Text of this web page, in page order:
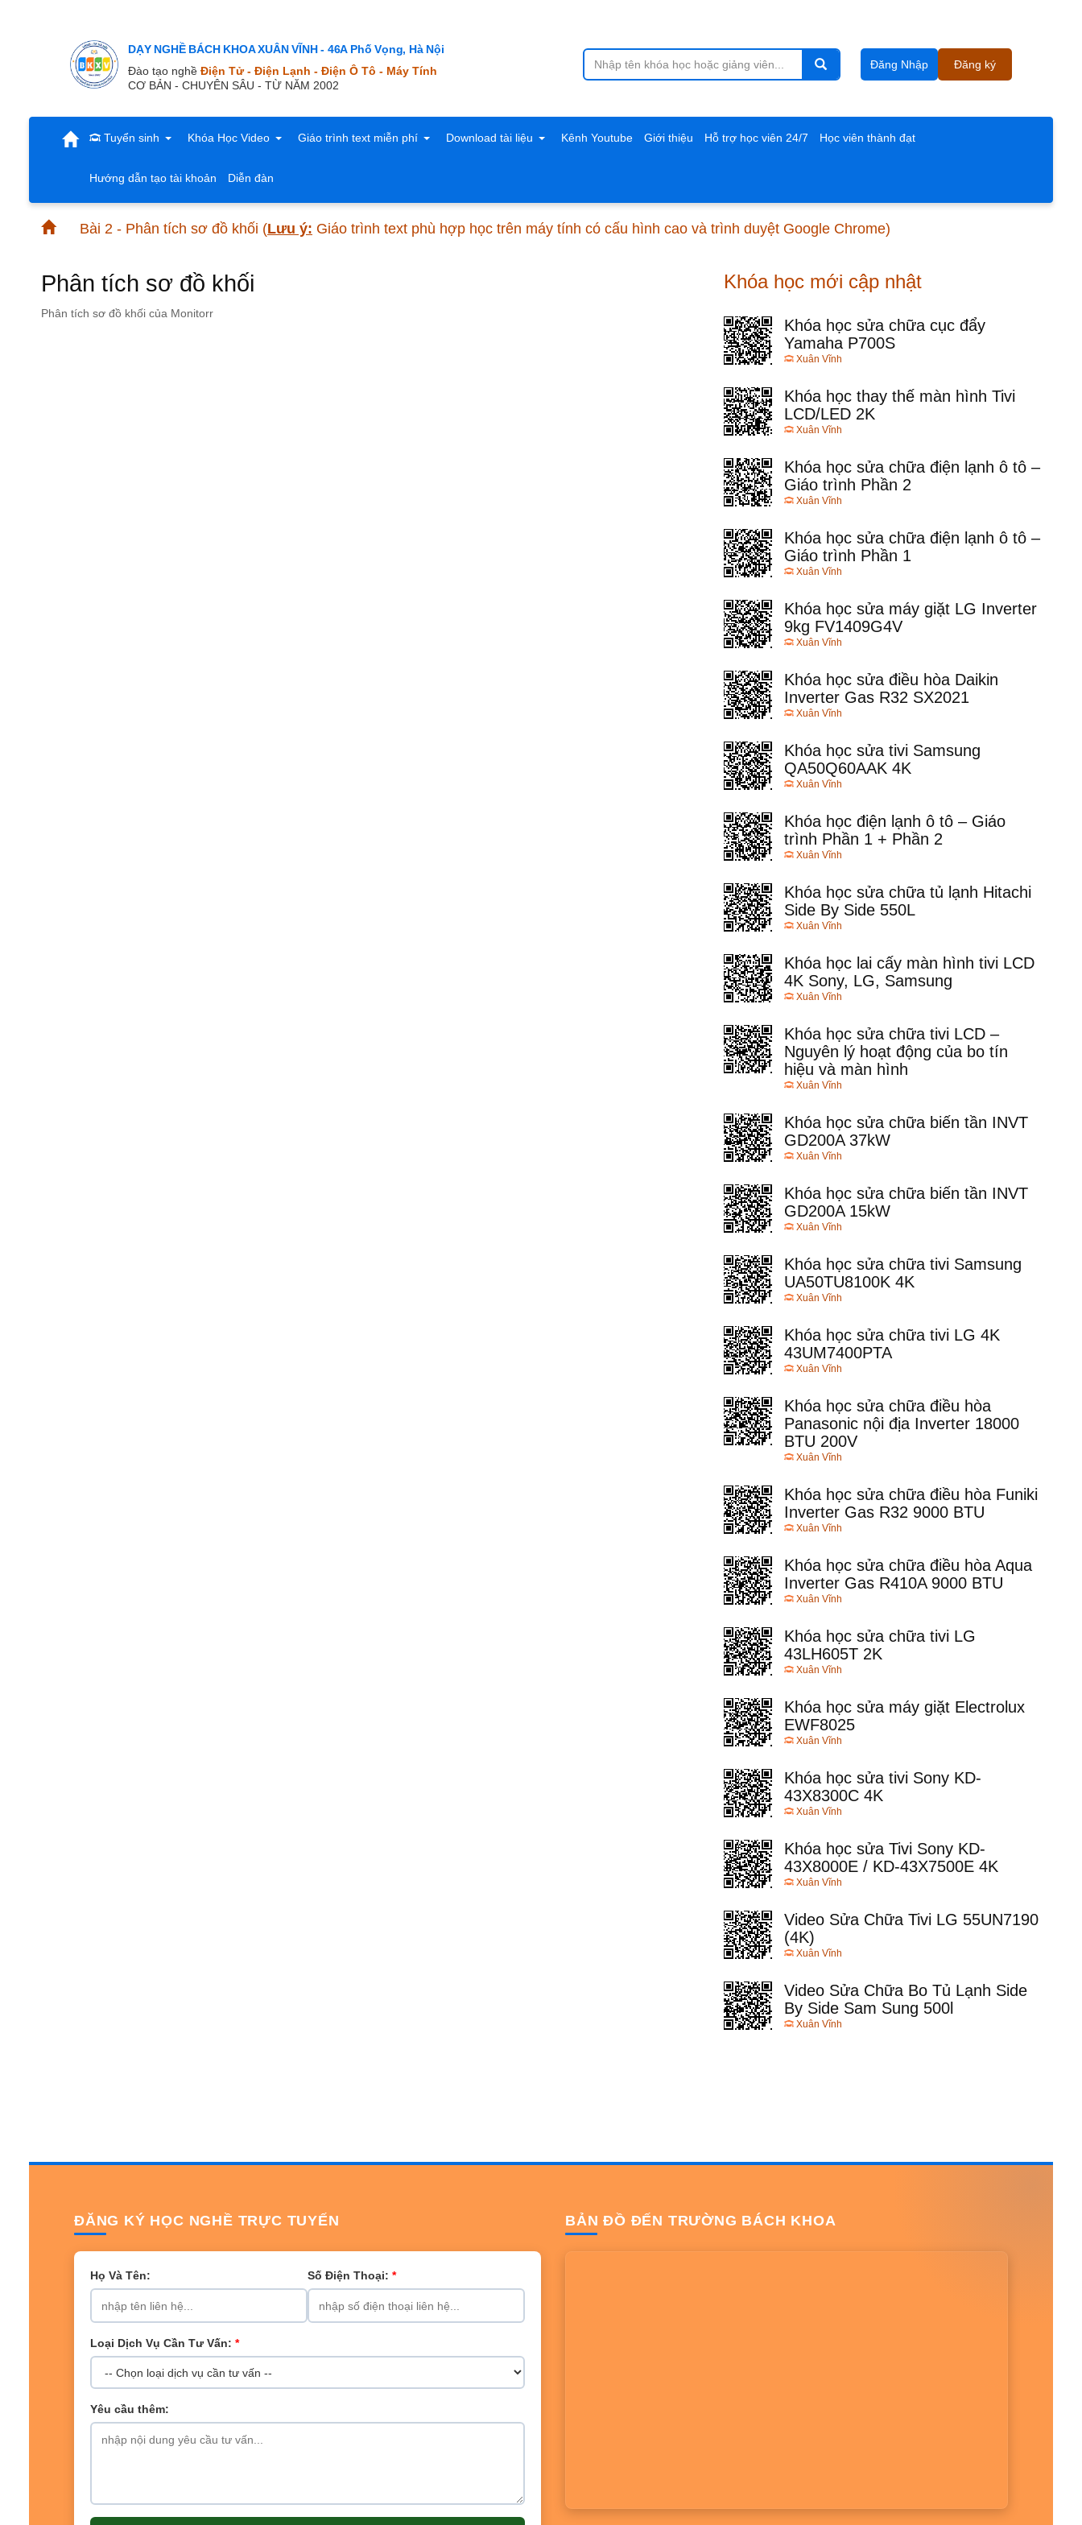
DẠY NGHỀ BÁCH KHOA XUÂN VĨNH - 46A Phố Vọng, Hà Nội
Đào tạo nghề Điện Tử - Điện Lạnh - Điện Ô Tô - Máy Tính
CƠ BẢN - CHUYÊN SÂU - TỪ NĂM 2002
Đăng Nhập Đăng ký
Tuyển sinh Khóa Học Video Giáo trình text miễn phí Download tài liệu Kênh Youtube Giới thiệu Hỗ trợ học viên 24/7 Học viên thành đạt
Hướng dẫn tạo tài khoản Diễn đàn
Bài 2 - Phân tích sơ đồ khối (Lưu ý: Giáo trình text phù hợp học trên máy tính có cấu hình cao và trình duyệt Google Chrome)
Phân tích sơ đồ khối
Phân tích sơ đồ khối của Monitorr
Khóa học mới cập nhật
Khóa học sửa chữa cục đẩy
Yamaha P700S
Xuân Vĩnh
Khóa học thay thế màn hình Tivi
LCD/LED 2K
Xuân Vĩnh
Khóa học sửa chữa điện lạnh ô tô –
Giáo trình Phần 2
Xuân Vĩnh
Khóa học sửa chữa điện lạnh ô tô –
Giáo trình Phần 1
Xuân Vĩnh
Khóa học sửa máy giặt LG Inverter
9kg FV1409G4V
Xuân Vĩnh
Khóa học sửa điều hòa Daikin
Inverter Gas R32 SX2021
Xuân Vĩnh
Khóa học sửa tivi Samsung
QA50Q60AAK 4K
Xuân Vĩnh
Khóa học điện lạnh ô tô – Giáo
trình Phần 1 + Phần 2
Xuân Vĩnh
Khóa học sửa chữa tủ lạnh Hitachi
Side By Side 550L
Xuân Vĩnh
Khóa học lai cấy màn hình tivi LCD
4K Sony, LG, Samsung
Xuân Vĩnh
Khóa học sửa chữa tivi LCD –
Nguyên lý hoạt động của bo tín
hiệu và màn hình
Xuân Vĩnh
Khóa học sửa chữa biến tần INVT
GD200A 37kW
Xuân Vĩnh
Khóa học sửa chữa biến tần INVT
GD200A 15kW
Xuân Vĩnh
Khóa học sửa chữa tivi Samsung
UA50TU8100K 4K
Xuân Vĩnh
Khóa học sửa chữa tivi LG 4K
43UM7400PTA
Xuân Vĩnh
Khóa học sửa chữa điều hòa
Panasonic nội địa Inverter 18000
BTU 200V
Xuân Vĩnh
Khóa học sửa chữa điều hòa Funiki
Inverter Gas R32 9000 BTU
Xuân Vĩnh
Khóa học sửa chữa điều hòa Aqua
Inverter Gas R410A 9000 BTU
Xuân Vĩnh
Khóa học sửa chữa tivi LG
43LH605T 2K
Xuân Vĩnh
Khóa học sửa máy giặt Electrolux
EWF8025
Xuân Vĩnh
Khóa học sửa tivi Sony KD-
43X8300C 4K
Xuân Vĩnh
Khóa học sửa Tivi Sony KD-
43X8000E / KD-43X7500E 4K
Xuân Vĩnh
Video Sửa Chữa Tivi LG 55UN7190
(4K)
Xuân Vĩnh
Video Sửa Chữa Bo Tủ Lạnh Side
By Side Sam Sung 500l
Xuân Vĩnh
ĐĂNG KÝ HỌC NGHỀ TRỰC TUYẾN
Họ Và Tên: Số Điện Thoại: *
Loại Dịch Vụ Cần Tư Vấn: *
Yêu cầu thêm:
BẢN ĐỒ ĐẾN TRƯỜNG BÁCH KHOA